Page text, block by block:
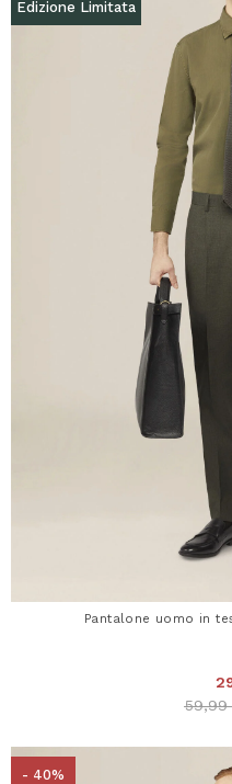
Edizione Limitata
Pantalone uomo in
Price
- 40%